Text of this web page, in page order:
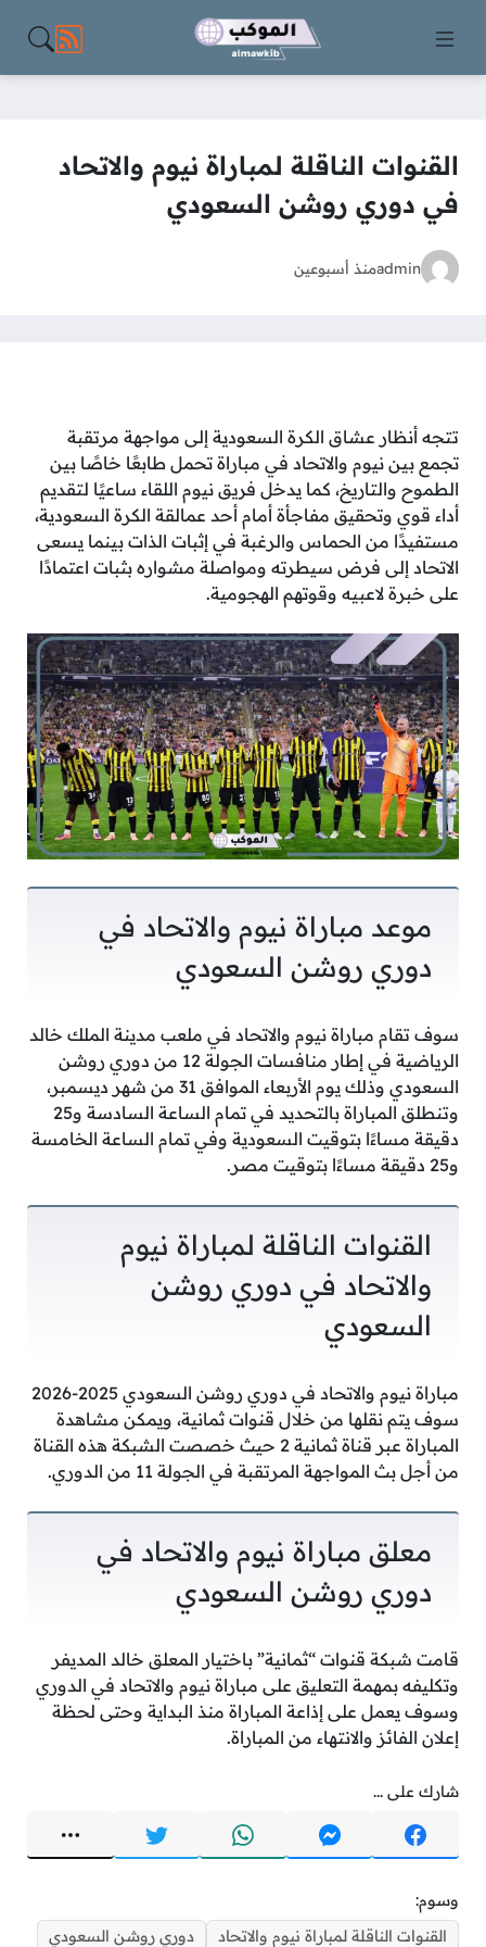
مواقع
القنوات الناقلة لمباراة نيوم والاتحاد
في دوري روشن السعودي
adminمنذ أسبوعين
تتجه أنظار عشاق الكرة السعودية إلى مواجهة مرتقبة
تجمع بين نيوم والاتحاد في مباراة تحمل طابعًا خاصًا بين
الطموح والتاريخ، كما يدخل فريق نيوم اللقاء ساعيًا لتقديم
أداء قوي وتحقيق مفاجأة أمام أحد عمالقة الكرة السعودية،
مستفيدًا من الحماس والرغبة في إثبات الذات بينما يسعى
الاتحاد إلى فرض سيطرته ومواصلة مشواره بثبات اعتمادًا
على خبرة لاعبيه وقوتهم الهجومية.
موعد مباراة نيوم والاتحاد في
دوري روشن السعودي
سوف تقام مباراة نيوم والاتحاد في ملعب مدينة الملك خالد
الرياضية في إطار منافسات الجولة 12 من دوري روشن
السعودي وذلك يوم الأربعاء الموافق 31 من شهر ديسمبر،
وتنطلق المباراة بالتحديد في تمام الساعة السادسة و25
دقيقة مساءًا بتوقيت السعودية وفي تمام الساعة الخامسة
و25 دقيقة مساءًا بتوقيت مصر.
القنوات الناقلة لمباراة نيوم
والاتحاد في دوري روشن
السعودي
مباراة نيوم والاتحاد في دوري روشن السعودي 2025-2026
سوف يتم نقلها من خلال قنوات ثمانية، ويمكن مشاهدة
المباراة عبر قناة ثمانية 2 حيث خصصت الشبكة هذه القناة
من أجل بث المواجهة المرتقبة في الجولة 11 من الدوري.
معلق مباراة نيوم والاتحاد في
دوري روشن السعودي
قامت شبكة قنوات “ثمانية” باختيار المعلق خالد المديفر
وتكليفه بمهمة التعليق على مباراة نيوم والاتحاد في الدوري
وسوف يعمل على إذاعة المباراة منذ البداية وحتى لحظة
إعلان الفائز والانتهاء من المباراة.
شارك على ...
وسوم:
القنوات الناقلة لمباراة نيوم والاتحاد
دوري روشن السعودي